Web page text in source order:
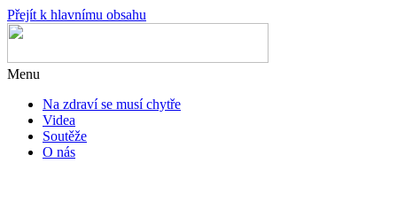
Přejít k hlavnímu obsahu
Menu
Na zdraví se musí chytře
Videa
Soutěže
O nás